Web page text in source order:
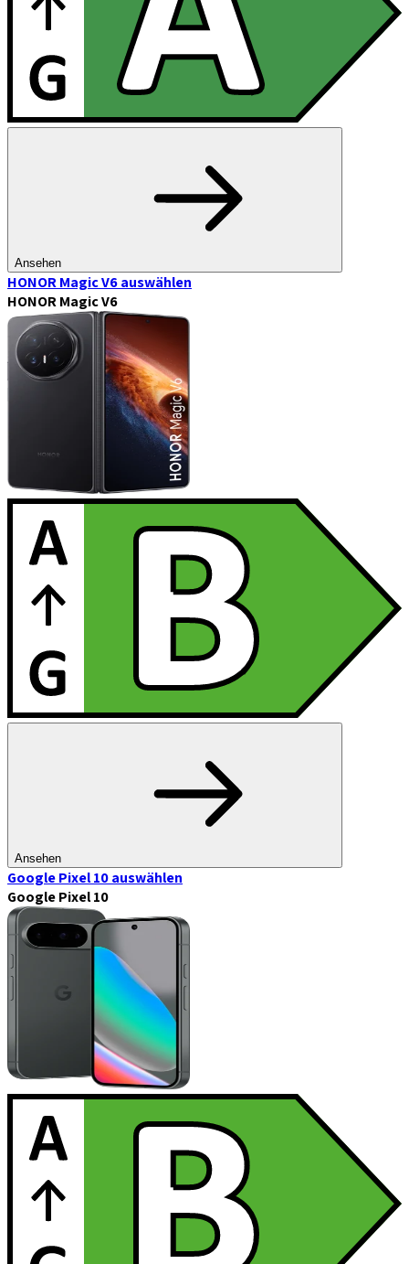
Ansehen
HONOR Magic V6auswählen
HONOR Magic V6
Ansehen
Google Pixel 10auswählen
Google Pixel 10